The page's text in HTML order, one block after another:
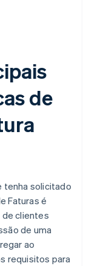
de
tenha solicitado
Faturas é
clientes
de uma
ao
requisitos para